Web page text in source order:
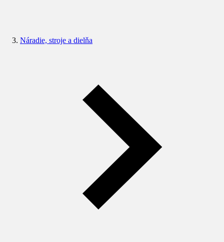
Náradie, stroje a dielňa